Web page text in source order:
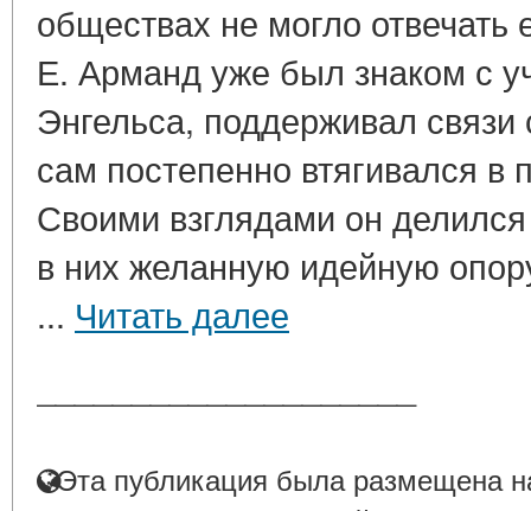
обществах не могло
Е. Арманд уже был знаком с
Энгельса, поддерживал
сам постепенно втягивался в
Своими взглядами он
в них желанную идейную
... Читать далее
Эта публикация была размещена